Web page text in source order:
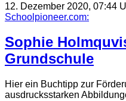
12. Dezember 2020, 07:44
Schoolpioneer.com:
Sophie
Grundschule
Hier ein Buchtipp zur
ausdrucksstarken